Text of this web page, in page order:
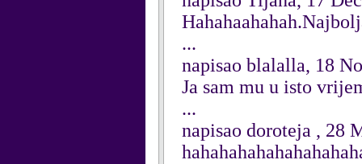
...
napisao blalalla, 18
Ja sam mu u isto
...
napisao doroteja , 28